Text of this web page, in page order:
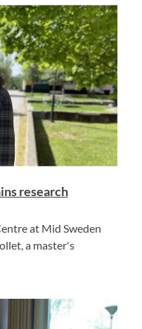
research
at Mid Sweden
a master's